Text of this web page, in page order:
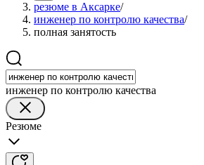
резюме в Аксарке/
инженер по контролю качества/
полная занятость
инженер по контролю качества
Резюме